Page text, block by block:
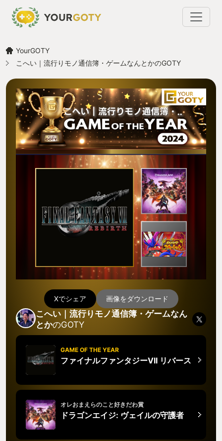
YourGOTY
こへい｜流行りモノ通信簿・ゲームなんとかのGOTY
Xでシェア 画像をダウンロード
こへい｜流行りモノ通信簿・ゲームなん
とかのGOTY
GAME OF THE YEAR
ファイナルファンタジーVII リバース
オレおまえらのこと好きだわ賞
ドラゴンエイジ: ヴェイルの守護者